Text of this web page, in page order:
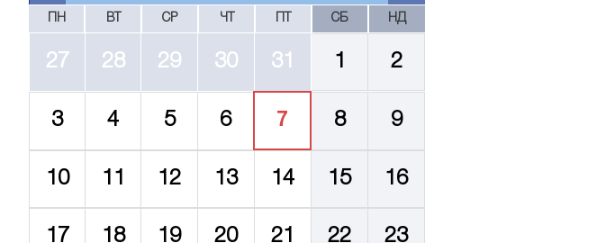
ПН ВТ СР ЧТ СБ НД
27 28 29 30 31 1 2
3 4 5 6 7 8 9
10 11 12 13 14 15 16
17 18 19 20 21 22 23